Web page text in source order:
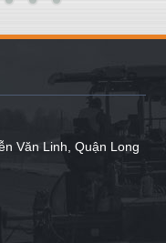
Văn Linh, Quận Long